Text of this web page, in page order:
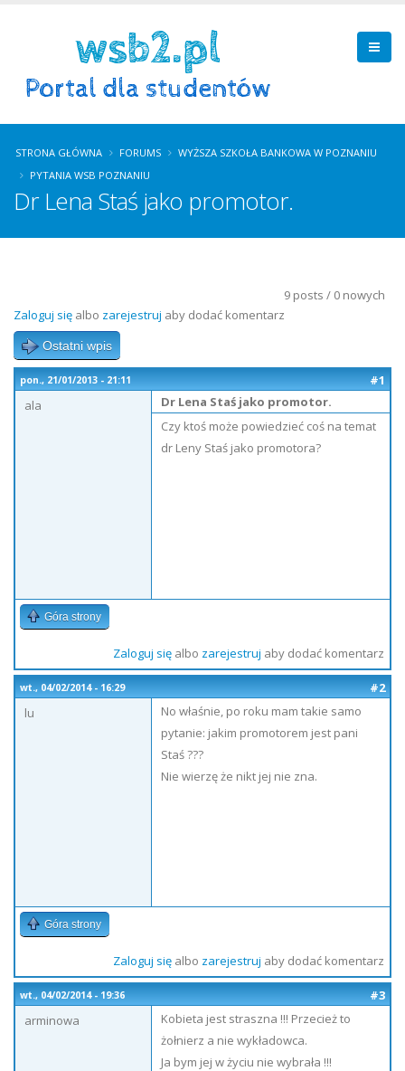
STRONA GŁÓWNA FORUMS
WYŻSZA SZKOŁA BANKOWA W POZNANIU
PYTANIA WSB POZNANIU
Dr Lena Staś jako promotor.
9 posts / 0 nowych
Zaloguj się albo zarejestruj aby dodać komentarz
Ostatni wpis
pon., 21/01/2013 - 21:11
#1
ala
Dr Lena Staś jako promotor.
Czy ktoś może powiedzieć coś na temat
dr Leny Staś jako promotora?
Góra strony
Zaloguj sięalbo zarejestruj aby dodać komentarz
wt., 04/02/2014 - 16:29
#2
lu
No właśnie, po roku mam takie samo
pytanie: jakim promotorem jest pani
Staś ???
Nie wierzę że nikt jej nie zna.
Góra strony
Zaloguj sięalbo zarejestruj aby dodać komentarz
wt., 04/02/2014 - 19:36
#3
arminowa
Kobieta jest straszna !!! Przecież to
żołnierz a nie wykładowca.
Ja bym jej w życiu nie wybrała !!!